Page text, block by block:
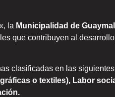
la Municipalidad de
que contribuyen al
clasificadas en las
o textiles), Labor